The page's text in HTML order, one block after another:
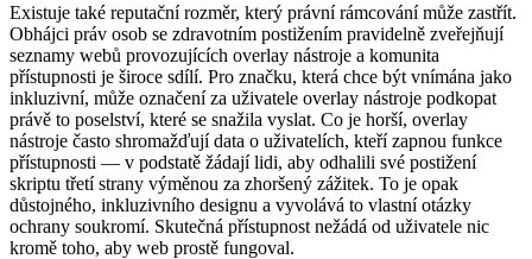
Existuje také reputační rozměr, který právní rámcování může zastřít.
Obhájci práv osob se zdravotním postižením pravidelně zveřejňují
seznamy webů provozujících overlay nástroje a komunita
přístupnosti je široce sdílí. Pro značku, která chce být vnímána jako
inkluzivní, může označení za uživatele overlay nástroje podkopat
právě to poselství, které se snažila vyslat. Co je horší, overlay
nástroje často shromažďují data o uživatelích, kteří zapnou funkce
přístupnosti — v podstatě žádají lidi, aby odhalili své postižení
skriptu třetí strany výměnou za zhoršený zážitek. To je opak
důstojného, inkluzivního designu a vyvolává to vlastní otázky
ochrany soukromí. Skutečná přístupnost nežádá od uživatele nic
kromě toho, aby web prostě fungoval.